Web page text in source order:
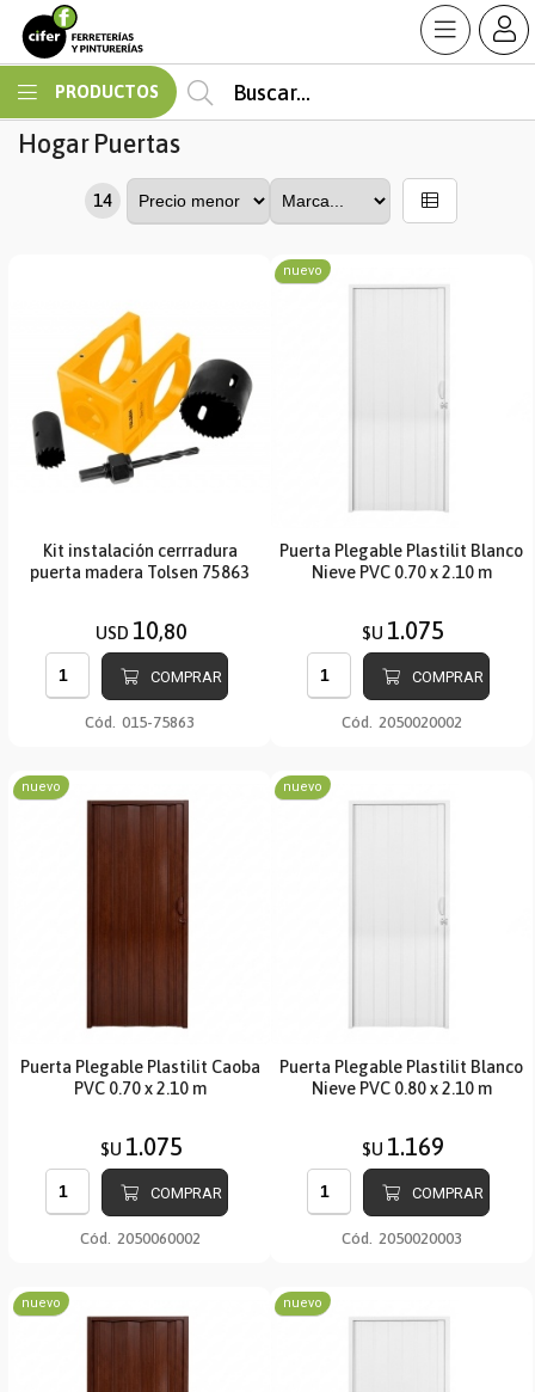
PRODUCTOS
Hogar Puertas
14
Kit instalación cerrradura
puerta madera Tolsen 75863
USD 10,80
COMPRAR
Cód. 015-75863
nuevo
Puerta Plegable Plastilit Blanco
Nieve PVC 0.70 x 2.10 m
$U 1.075
COMPRAR
Cód. 2050020002
nuevo
Puerta Plegable Plastilit Caoba
PVC 0.70 x 2.10 m
$U 1.075
COMPRAR
Cód. 2050060002
nuevo
Puerta Plegable Plastilit Blanco
Nieve PVC 0.80 x 2.10 m
$U 1.169
COMPRAR
Cód. 2050020003
nuevo nuevo